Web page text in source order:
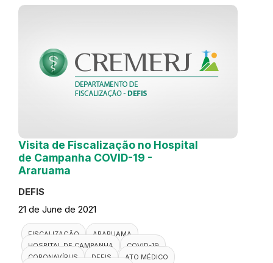
Visita de Fiscalização no Hospital
de Campanha COVID-19 -
Araruama
DEFIS
21 de June de 2021
FISCALIZAÇÃO
ARARUAMA
HOSPITAL DE CAMPANHA
COVID-19
CORONAVÍRUS
DEFIS
ATO MÉDICO